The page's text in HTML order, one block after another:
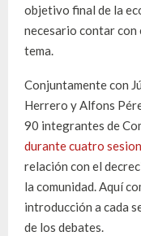
objetivo final de la
necesario contar
tema.
Conjuntamente con
Herrero y Alfons
90 integrantes de
durante cuatro
relación con el
la comunidad. Aquí
introducción a cada
de los debates.